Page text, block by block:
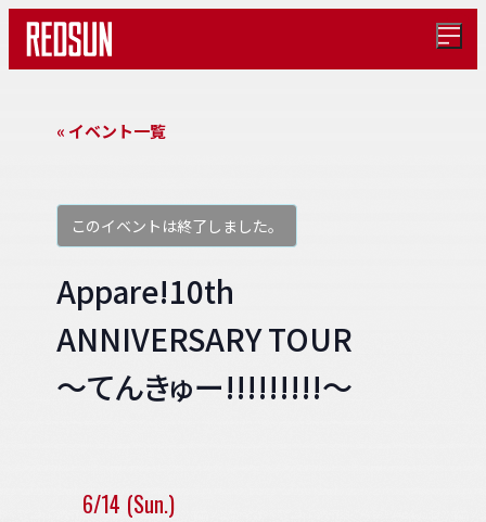
メ
« イベント一覧
このイベントは終了しました。
Appare!10th
ANNIVERSARY TOUR
〜てんきゅー!!!!!!!!!〜
6/14 (Sun.)